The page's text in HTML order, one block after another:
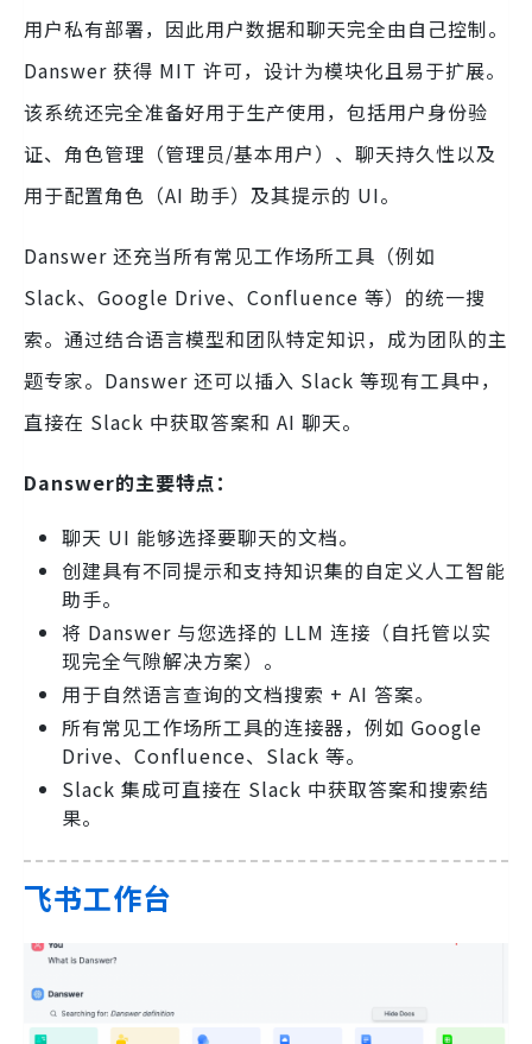
用户私有部署，因此用户数据和聊天完全由自己控制。
Danswer 获得 MIT 许可，设计为模块化且易于扩展。
该系统还完全准备好用于生产使用，包括用户身份验
证、角色管理（管理员/基本用户）、聊天持久性以及
用于配置角色（AI 助手）及其提示的 UI。
Danswer 还充当所有常见工作场所工具（例如
Slack、Google Drive、Confluence 等）的统一搜
索。通过结合语言模型和团队特定知识，成为团队的主
题专家。Danswer 还可以插入 Slack 等现有工具中，
直接在 Slack 中获取答案和 AI 聊天。
Danswer的主要特点：
聊天 UI 能够选择要聊天的文档。
创建具有不同提示和支持知识集的自定义人工智能
助手。
将 Danswer 与您选择的 LLM 连接（自托管以实
现完全气隙解决方案）。
用于自然语言查询的文档搜索 + AI 答案。
所有常见工作场所工具的连接器，例如 Google
Drive、Confluence、Slack 等。
Slack 集成可直接在 Slack 中获取答案和搜索结
果。
飞书工作台